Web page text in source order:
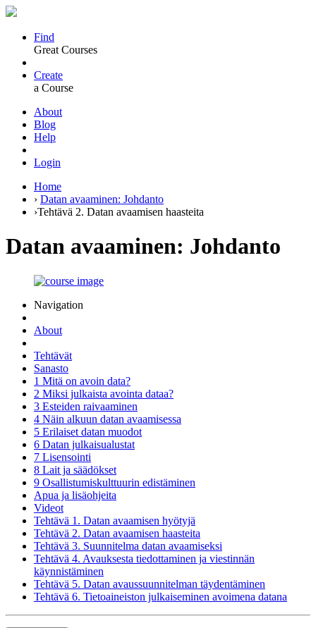
Find
Great Courses
Create
a Course
About
Blog
Help
Login
Home
› Datan avaaminen: Johdanto
›Tehtävä 2. Datan avaamisen haasteita
Datan avaaminen: Johdanto
Navigation
About
Tehtävät
Sanasto
1 Mitä on avoin data?
2 Miksi julkaista avointa dataa?
3 Esteiden raivaaminen
4 Näin alkuun datan avaamisessa
5 Erilaiset datan muodot
6 Datan julkaisualustat
7 Lisensointi
8 Lait ja säädökset
9 Osallistumiskulttuurin edistäminen
Apua ja lisäohjeita
Videot
Tehtävä 1. Datan avaamisen hyötyjä
Tehtävä 2. Datan avaamisen haasteita
Tehtävä 3. Suunnitelma datan avaamiseksi
Tehtävä 4. Avauksesta tiedottaminen ja viestinnän
käynnistäminen
Tehtävä 5. Datan avaussuunnitelman täydentäminen
Tehtävä 6. Tietoaineiston julkaiseminen avoimena datana